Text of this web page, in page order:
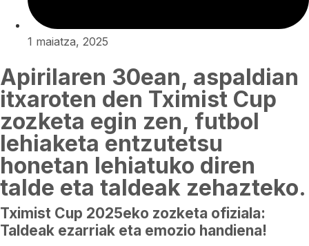
1 maiatza, 2025
Apirilaren 30ean, aspaldian
itxaroten den Tximist Cup
zozketa egin zen, futbol
lehiaketa entzutetsu
honetan lehiatuko diren
talde eta taldeak zehazteko.
Tximist Cup 2025eko zozketa ofiziala:
Taldeak ezarriak eta emozio handiena!